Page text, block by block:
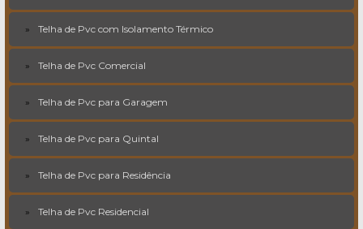
Telha de Pvc com Isolamento Térmico
Telha de Pvc Comercial
Telha de Pvc para Garagem
Telha de Pvc para Quintal
Telha de Pvc para Residência
Telha de Pvc Residencial